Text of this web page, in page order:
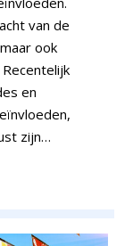
van de
ook
en
zijn…